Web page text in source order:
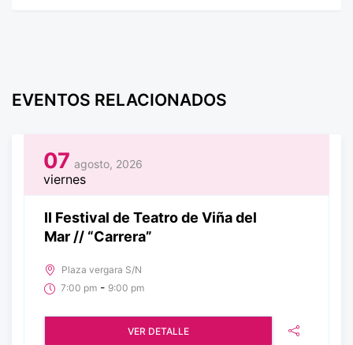
EVENTOS RELACIONADOS
07 agosto, 2026
viernes
II Festival de Teatro de Viña del
Mar // “Carrera”
Plaza vergara S/N
7:00 pm - 9:00 pm
VER DETALLE